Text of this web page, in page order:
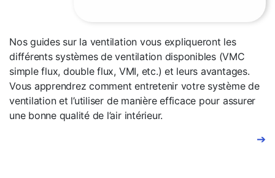
Nos guides sur la ventilation vous expliqueront les
différents systèmes de ventilation disponibles (VMC
simple flux, double flux, VMI, etc.) et leurs avantages.
Vous apprendrez comment entretenir votre système de
ventilation et l’utiliser de manière efficace pour assurer
une bonne qualité de l’air intérieur.
➔